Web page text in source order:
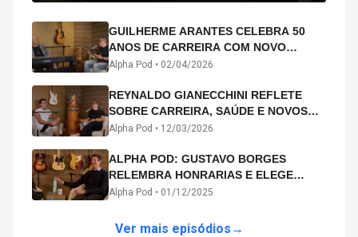
acompanham até hoje, quase trinta anos mais tarde:
"Bem Querer" e "Minha Menina". Em 2026, o astro
segue com o […]
GUILHERME ARANTES CELEBRA 50
ANOS DE CARREIRA COM NOVO
ÁLBUM INTERDIMENSIONAL E TURNÊ
Alpha Pod • 02/04/2026
REYNALDO GIANECCHINI REFLETE
SOBRE CARREIRA, SAÚDE E NOVOS
CAMINHOS ARTÍSTICOS NO ALPHA
Alpha Pod • 12/03/2026
ALPHA POD: GUSTAVO BORGES
RELEMBRA HONRARIAS E ELEGE
MICHAEL PHELPS O MAIOR ATLETA DA
Alpha Pod • 01/12/2025
Ver mais episódios →